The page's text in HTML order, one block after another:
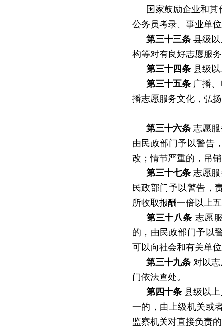
国家鼓励企业和
公务员考录、事业单
第三十三条 县级
构等对有良好志愿服
第三十四条 县级
第三十五条 广播
播志愿服务文化，弘
第三十六条 志愿
由民政部门予以警告
改；情节严重的，吊
第三十七条 志愿
民政部门予以警告，
所收取报酬一倍以上
第三十八条 志愿
的，由民政部门予以
可以向社会和有关单
第三十九条 对以
门依法查处。
第四十条 县级以
一的，由上级机关或
监察机关对直接负责